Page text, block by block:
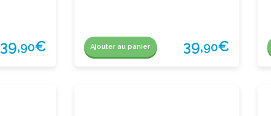
39,90€ Ajouter au panier 39,90€